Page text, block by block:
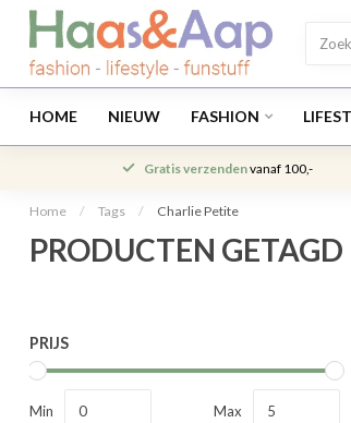
HOME NIEUW FASHION
Gratis verzendenvanaf 100,-
Home / Tags / Charlie Petite
PRODUCTEN
PRIJS
Min Max